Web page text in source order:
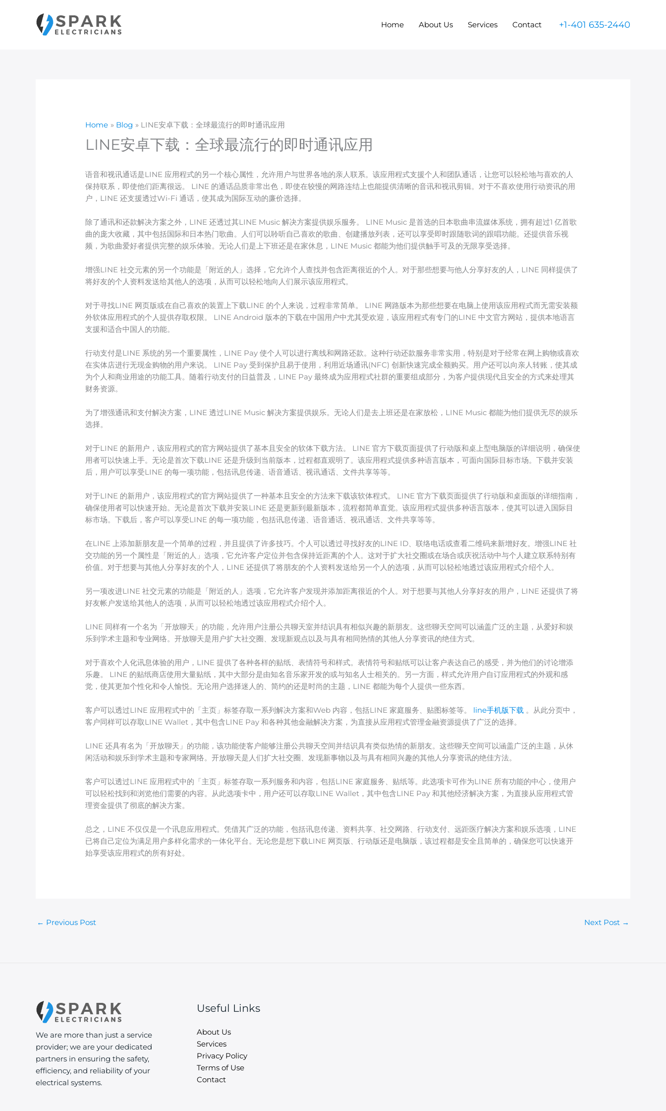
Home About Us Services Contact +1-401 635-2440
Home Blog LINE安卓下载：全球最流行的即时通讯应用
LINE安卓下载：全球最流行的即时通讯应用
语音和视讯通话是LINE 应用程式的另一个核心属性，允许用户与世界各地的亲人联系。该应用程式支援个人和团队通话，让您可以轻松地与喜欢的人
保持联系，即使他们距离很远。 LINE 的通话品质非常出色，即使在较慢的网路连结上也能提供清晰的音讯和视讯剪辑。对于不喜欢使用行动资讯的用
户，LINE 还支援透过Wi-Fi 通话，使其成为国际互动的廉价选择。
除了通讯和还款解决方案之外，LINE 还透过其LINE Music 解决方案提供娱乐服务。 LINE Music 是首选的日本歌曲串流媒体系统，拥有超过1 亿首歌
曲的庞大收藏，其中包括国际和日本热门歌曲。人们可以聆听自己喜欢的歌曲、创建播放列表，还可以享受即时跟随歌词的跟唱功能。还提供音乐视
频，为歌曲爱好者提供完整的娱乐体验。无论人们是上下班还是在家休息，LINE Music 都能为他们提供触手可及的无限享受选择。
增强LINE 社交元素的另一个功能是「附近的人」选择，它允许个人查找并包含距离很近的个人。对于那些想要与他人分享好友的人，LINE 同样提供了
将好友的个人资料发送给其他人的选项，从而可以轻松地向人们展示该应用程式。
对于寻找LINE 网页版或在自己喜欢的装置上下载LINE 的个人来说，过程非常简单。 LINE 网路版本为那些想要在电脑上使用该应用程式而无需安装额
外软体应用程式的个人提供存取权限。 LINE Android 版本的下载在中国用户中尤其受欢迎，该应用程式有专门的LINE 中文官方网站，提供本地语言
支援和适合中国人的功能。
行动支付是LINE 系统的另一个重要属性，LINE Pay 使个人可以进行离线和网路还款。这种行动还款服务非常实用，特别是对于经常在网上购物或喜欢
在实体店进行无现金购物的用户来说。 LINE Pay 受到保护且易于使用，利用近场通讯(NFC) 创新快速完成全额购买。用户还可以向亲人转账，使其成
为个人和商业用途的功能工具。随着行动支付的日益普及，LINE Pay 最终成为应用程式社群的重要组成部分，为客户提供现代且安全的方式来处理其
财务资源。
为了增强通讯和支付解决方案，LINE 透过LINE Music 解决方案提供娱乐。无论人们是去上班还是在家放松，LINE Music 都能为他们提供无尽的娱乐
选择。
对于LINE 的新用户，该应用程式的官方网站提供了基本且安全的软体下载方法。 LINE 官方下载页面提供了行动版和桌上型电脑版的详细说明，确保使
用者可以快速上手。无论是首次下载LINE 还是升级到当前版本，过程都直观明了。该应用程式提供多种语言版本，可面向国际目标市场。下载并安装
后，用户可以享受LINE 的每一项功能，包括讯息传递、语音通话、视讯通话、文件共享等等。
对于LINE 的新用户，该应用程式的官方网站提供了一种基本且安全的方法来下载该软体程式。 LINE 官方下载页面提供了行动版和桌面版的详细指南，
确保使用者可以快速开始。无论是首次下载并安装LINE 还是更新到最新版本，流程都简单直觉。该应用程式提供多种语言版本，使其可以进入国际目
标市场。下载后，客户可以享受LINE 的每一项功能，包括讯息传递、语音通话、视讯通话、文件共享等等。
在LINE 上添加新朋友是一个简单的过程，并且提供了许多技巧。个人可以透过寻找好友的LINE ID、联络电话或查看二维码来新增好友。增强LINE 社
交功能的另一个属性是「附近的人」选项，它允许客户定位并包含保持近距离的个人。这对于扩大社交圈或在场合或庆祝活动中与个人建立联系特别有
价值。对于想要与其他人分享好友的个人，LINE 还提供了将朋友的个人资料发送给另一个人的选项，从而可以轻松地透过该应用程式介绍个人。
另一项改进LINE 社交元素的功能是「附近的人」选项，它允许客户发现并添加距离很近的个人。对于想要与其他人分享好友的用户，LINE 还提供了将
好友帐户发送给其他人的选项，从而可以轻松地透过该应用程式介绍个人。
LINE 同样有一个名为「开放聊天」的功能，允许用户注册公共聊天室并结识具有相似兴趣的新朋友。这些聊天空间可以涵盖广泛的主题，从爱好和娱
乐到学术主题和专业网络。开放聊天是用户扩大社交圈、发现新观点以及与具有相同热情的其他人分享资讯的绝佳方式。
对于喜欢个人化讯息体验的用户，LINE 提供了各种各样的贴纸、表情符号和样式。表情符号和贴纸可以让客户表达自己的感受，并为他们的讨论增添
乐趣。 LINE 的贴纸商店使用大量贴纸，其中大部分是由知名音乐家开发的或与知名人士相关的。另一方面，样式允许用户自订应用程式的外观和感
觉，使其更加个性化和令人愉悦。无论用户选择迷人的、简约的还是时尚的主题，LINE 都能为每个人提供一些东西。
客户可以透过LINE 应用程式中的「主页」标签存取一系列解决方案和Web 内容，包括LINE 家庭服务、贴图标签等。 line手机版下载 。从此分页中，
客户同样可以存取LINE Wallet，其中包含LINE Pay 和各种其他金融解决方案，为直接从应用程式管理金融资源提供了广泛的选择。
LINE 还具有名为「开放聊天」的功能，该功能使客户能够注册公共聊天空间并结识具有类似热情的新朋友。这些聊天空间可以涵盖广泛的主题，从休
闲活动和娱乐到学术主题和专家网络。开放聊天是人们扩大社交圈、发现新事物以及与具有相同兴趣的其他人分享资讯的绝佳方法。
客户可以透过LINE 应用程式中的「主页」标签存取一系列服务和内容，包括LINE 家庭服务、贴纸等。此选项卡可作为LINE 所有功能的中心，使用户
可以轻松找到和浏览他们需要的内容。从此选项卡中，用户还可以存取LINE Wallet，其中包含LINE Pay 和其他经济解决方案，为直接从应用程式管
理资金提供了彻底的解决方案。
总之，LINE 不仅仅是一个讯息应用程式。凭借其广泛的功能，包括讯息传递、资料共享、社交网路、行动支付、远距医疗解决方案和娱乐选项，LINE
已将自己定位为满足用户多样化需求的一体化平台。无论您是想下载LINE 网页版、行动版还是电脑版，该过程都是安全且简单的，确保您可以快速开
始享受该应用程式的所有好处。
← Previous Post Next Post →
We are more than just a service
provider; we are your dedicated
partners in ensuring the safety,
efficiency, and reliability of your
electrical systems.
Useful Links
About Us
Services
Privacy Policy
Terms of Use
Contact